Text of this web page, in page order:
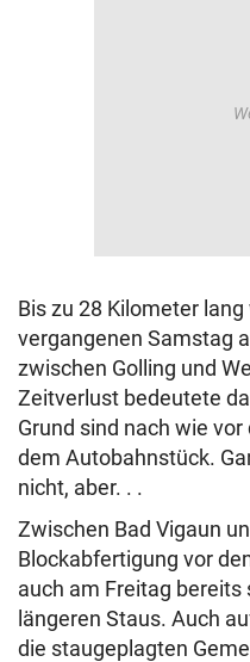
Bis zu 28 Kilometer
vergangenen Samstag
zwischen Golling und
Zeitverlust bedeutete
Grund sind nach wie
dem Autobahnstück.
nicht, aber. . .
Zwischen Bad Vigaun
Blockabfertigung vor
auch am Freitag
längeren Staus. Auch
die staugeplagten